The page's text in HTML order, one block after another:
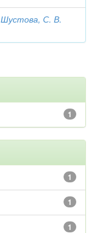
Шустова, С. В.
1
1
1
1